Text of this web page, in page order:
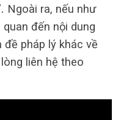
Ngoài ra, nếu như
đến nội dung
pháp lý khác về
liên hệ theo